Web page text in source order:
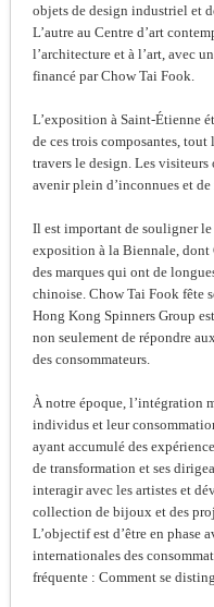
objets de design industriel et
L’autre au Centre d’art
l’architecture et à l’art, avec
financé par Chow Tai Fook.
L’exposition à Saint-Étienne
de ces trois composantes,
travers le design. Les visiteurs
avenir plein d’inconnues et de
Il est important de souligner
exposition à la Biennale, dont
des marques qui ont de
chinoise. Chow Tai Fook fête
Hong Kong Spinners Group
non seulement de répondre
des consommateurs.
À notre époque, l’intégration
individus et leur
ayant accumulé des
de transformation et ses
interagir avec les artistes et
collection de bijoux et des
L’objectif est d’être en phase
internationales des
fréquente : Comment se